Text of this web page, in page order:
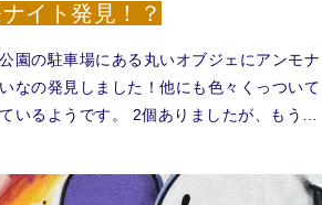
イト発見！？
園の駐車場にある丸いオブジェにアンモナ
なの発見しました！他にも色々くっついて
いるようです。 2個ありましたが、もう…